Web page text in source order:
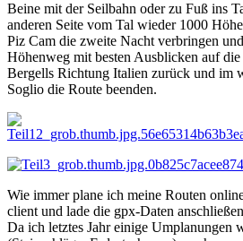
Beine mit der Seilbahn oder zu Fuß ins
anderen Seite vom Tal wieder 1000
Piz Cam die zweite Nacht verbringen
Höhenweg mit besten Ausblicken auf
Bergells Richtung Italien zurück und im
Soglio die Route beenden.
Wie immer plane ich meine Routen
client und lade die gpx-Daten
Da ich letztes Jahr einige Umplanungen